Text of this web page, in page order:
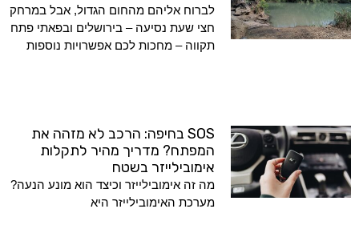
לברוח אליהם מהחום הגדול, אבל במרחק
חצי שעת נסיעה – בירושלים ובפאתי פתח
תקווה – מחכות לכם אפשרויות נוספות
SOS בחיפה: הרכב לא מזהה את
המפתח? מדריך מהיר לתקלות
אימובילייזר בשטח
מה זה אימובילייזר וכיצד הוא מונע הנעה?
מערכת האימובילייזר היא